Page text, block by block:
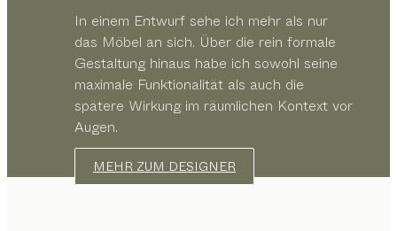
In einem Entwurf sehe ich mehr als nur
das Möbel an sich. Über die rein formale
Gestaltung hinaus habe ich sowohl seine
maximale Funktionalität als auch die
spätere Wirkung im räumlichen Kontext vor
Augen.
MEHR ZUM DESIGNER